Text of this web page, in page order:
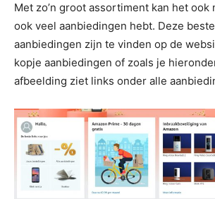
Met zo’n groot assortiment kan het ook
ook veel aanbiedingen hebt. Deze
aanbiedingen zijn te vinden op de
kopje aanbiedingen of zoals je
afbeelding ziet links onder alle